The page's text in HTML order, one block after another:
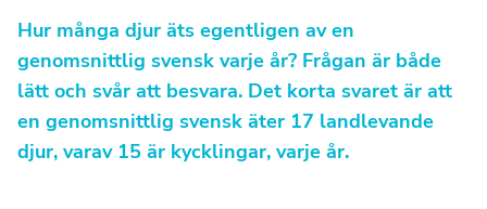
Hur många djur äts egentligen av en
genomsnittlig svensk varje år? Frågan är både
lätt och svår att besvara. Det korta svaret är att
en genomsnittlig svensk äter 17 landlevande
djur, varav 15 är kycklingar, varje år.